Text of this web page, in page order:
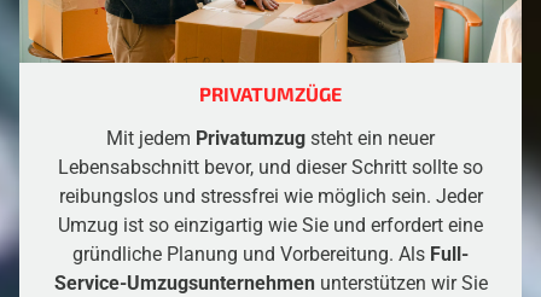
PRIVATUMZÜGE
Mit jedem Privatumzug steht ein neuer
Lebensabschnitt bevor, und dieser Schritt sollte so
reibungslos und stressfrei wie möglich sein. Jeder
Umzug ist so einzigartig wie Sie und erfordert eine
gründliche Planung und Vorbereitung. Als Full-
Service-Umzugsunternehmenunterstützen wir Sie